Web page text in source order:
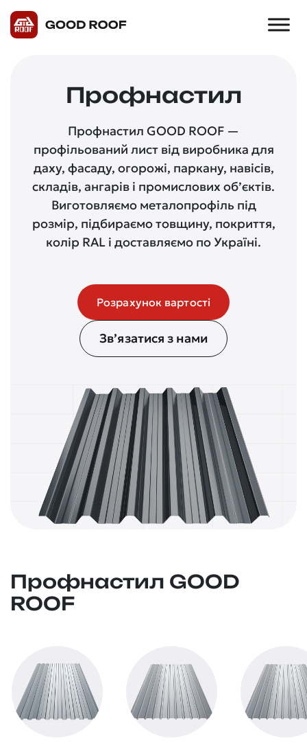
Профнастил
Профнастил GOOD ROOF —
профільований лист від виробника для
даху, фасаду, огорожі, паркану, навісів,
складів, ангарів і промислових об’єктів.
Виготовляємо металопрофіль під
розмір, підбираємо товщину, покриття,
колір RAL і доставляємо по Україні.
Розрахунок вартості
Зв’язатися з нами
Профнастил GOOD
ROOF